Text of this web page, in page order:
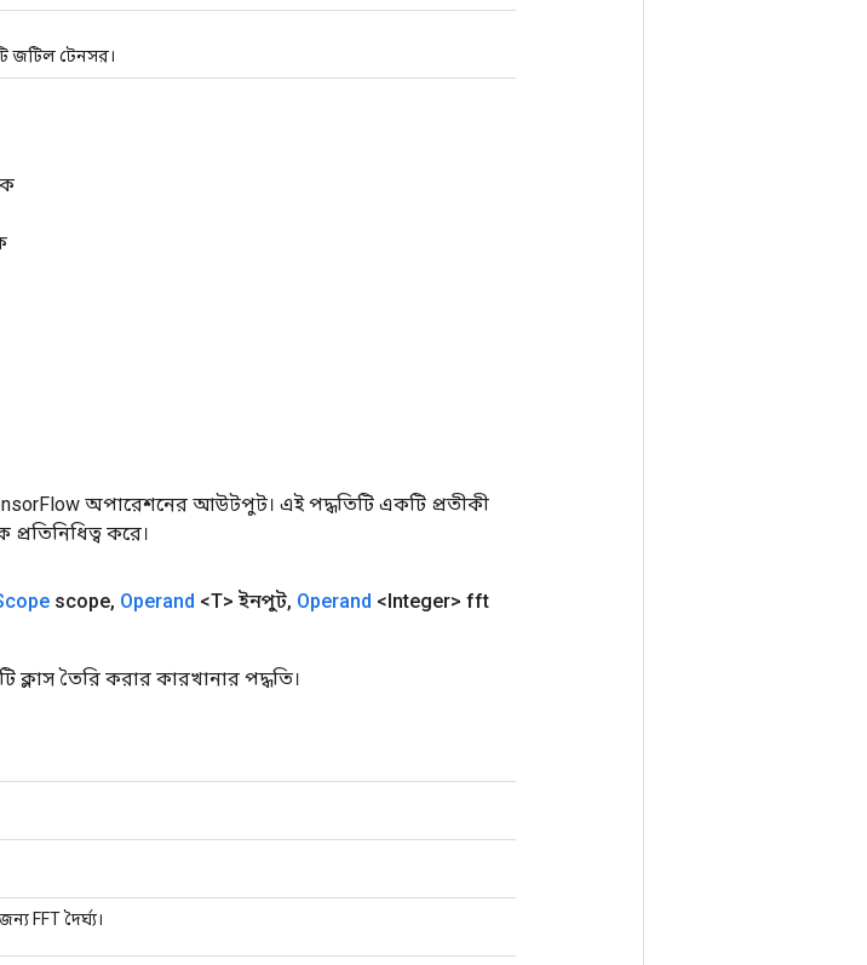
টেনসর।
অপারেশনের আউটপুট। এই পদ্ধতিটি একটি প্রতীকী
করে।
scope, Operand <T> ইনপুট, Operand <Integer> fft
তৈরি করার কারখানার পদ্ধতি।
FFT দৈর্ঘ্য।